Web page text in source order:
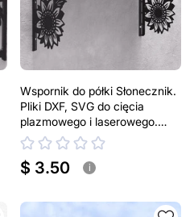
Wspornik do półki Słonecznik.
Pliki DXF, SVG do cięcia
plazmowego i laserowego.
Uchwyt do półki
$ 3.50 i